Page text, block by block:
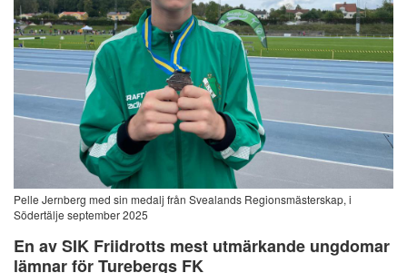
Pelle Jernberg med sin medalj från Svealands Regionsmästerskap, i
Södertälje september 2025
En av SIK Friidrotts mest utmärkande ungdomar
lämnar för Turebergs FK